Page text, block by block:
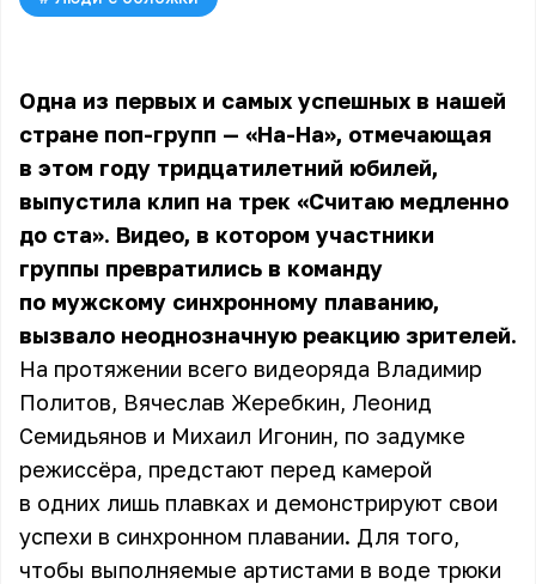
Одна из первых и самых успешных в нашей
стране поп-групп — «На-На», отмечающая
в этом году тридцатилетний юбилей,
выпустила клип на трек «Считаю медленно
до ста». Видео, в котором участники
группы превратились в команду
по мужскому синхронному плаванию,
вызвало неоднозначную реакцию зрителей.
На протяжении всего видеоряда Владимир
Политов, Вячеслав Жеребкин, Леонид
Семидьянов и Михаил Игонин, по задумке
режиссёра, предстают перед камерой
в одних лишь плавках и демонстрируют свои
успехи в синхронном плавании. Для того,
чтобы выполняемые артистами в воде трюки